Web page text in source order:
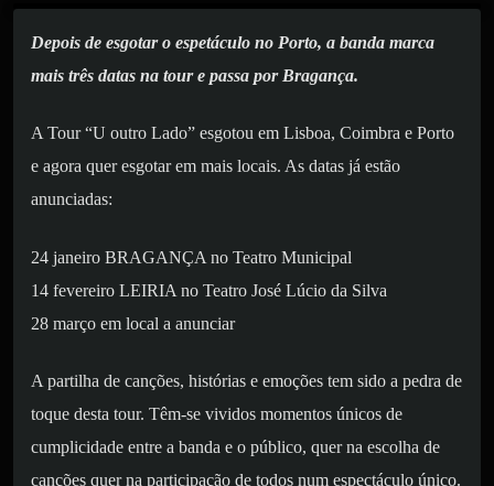
Depois de esgotar o espetáculo no Porto, a banda marca
mais três datas na tour e passa por Bragança.
A Tour “U outro Lado” esgotou em Lisboa, Coimbra e Porto
e agora quer esgotar em mais locais. As datas já estão
anunciadas:
24 janeiro BRAGANÇA no Teatro Municipal
14 fevereiro LEIRIA no Teatro José Lúcio da Silva
28 março em local a anunciar
A partilha de canções, histórias e emoções tem sido a pedra de
toque desta tour. Têm-se vividos momentos únicos de
cumplicidade entre a banda e o público, quer na escolha de
canções quer na participação de todos num espectáculo único.